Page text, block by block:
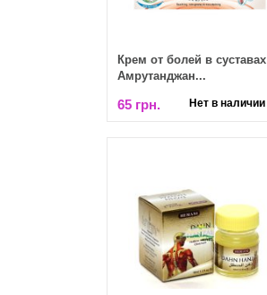
Крем от болей в суставах
Амрутанджан...
65 грн. Нет в наличии